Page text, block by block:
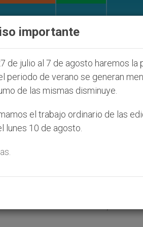
judíos que afecta a
preparó las
labor
en julio de 2013 «para el
de la Santa Sede, a fin
importante
de julio al 7 de agosto haremos la
periodo de verano se generan
de las mismas disminuye.
el trabajo ordinario de las
lunes 10 de agosto.